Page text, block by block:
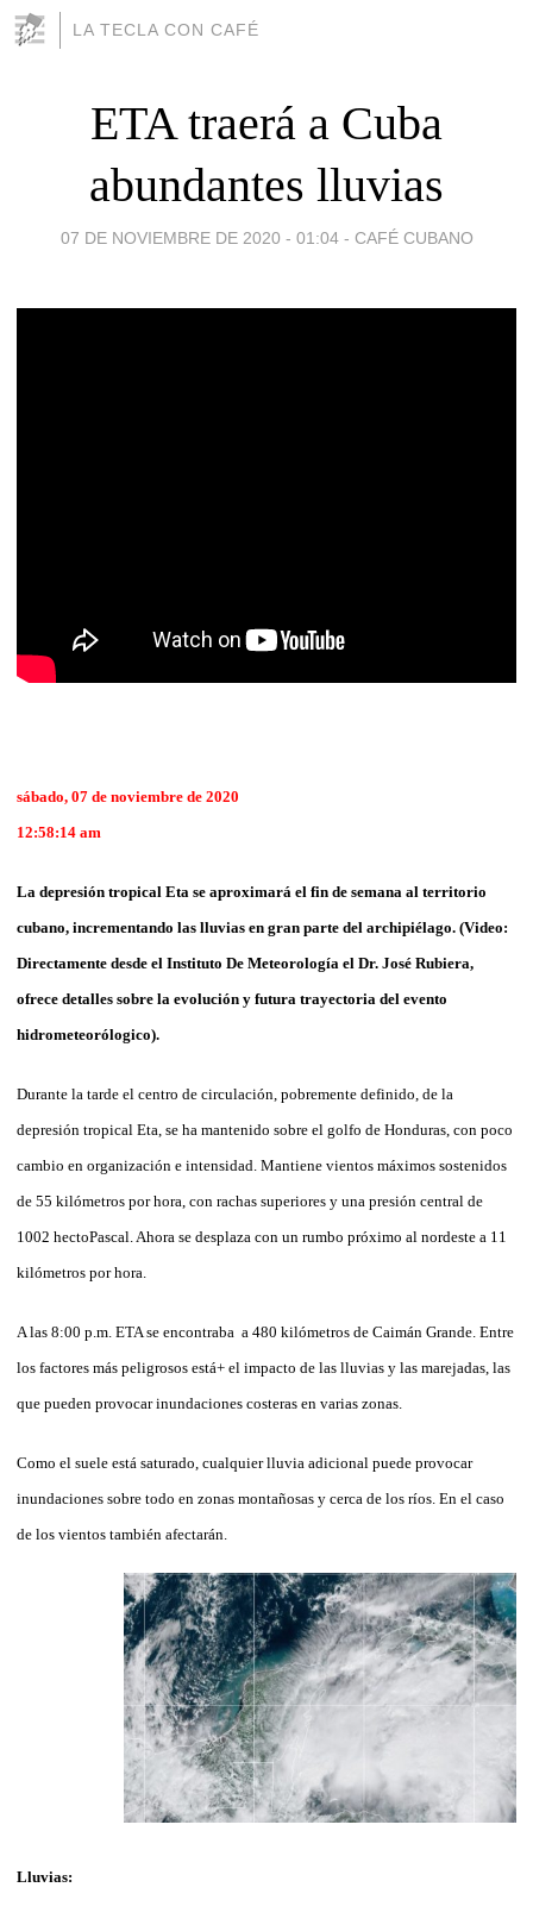
LA TECLA CON CAFÉ
ETA traerá a Cuba
abundantes lluvias
07 DE NOVIEMBRE DE 2020 - 01:04 - CAFÉ CUBANO
sábado, 07 de noviembre de 2020
12:58:14 am
La depresión tropical Eta se aproximará el fin de semana al territorio
cubano, incrementando las lluvias en gran parte del archipiélago. (Video:
Directamente desde el Instituto De Meteorología el Dr. José Rubiera,
ofrece detalles sobre la evolución y futura trayectoria del evento
hidrometeorólogico).
Durante la tarde el centro de circulación, pobremente definido, de la
depresión tropical Eta, se ha mantenido sobre el golfo de Honduras, con poco
cambio en organización e intensidad. Mantiene vientos máximos sostenidos
de 55 kilómetros por hora, con rachas superiores y una presión central de
1002 hectoPascal. Ahora se desplaza con un rumbo próximo al nordeste a 11
kilómetros por hora.
A las 8:00 p.m. ETA se encontraba a 480 kilómetros de Caimán Grande. Entre
los factores más peligrosos está+ el impacto de las lluvias y las marejadas, las
que pueden provocar inundaciones costeras en varias zonas.
Como el suele está saturado, cualquier lluvia adicional puede provocar
inundaciones sobre todo en zonas montañosas y cerca de los ríos. En el caso
de los vientos también afectarán.
Lluvias: